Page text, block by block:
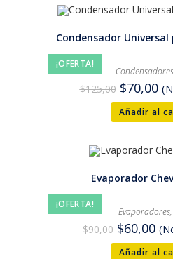
¡OFERTA!
Condensador
Condensadores
$125,00 $70,00
Añadir al
¡OFERTA!
Evaporador
Evaporadores
$90,00 $60,00
Añadir al